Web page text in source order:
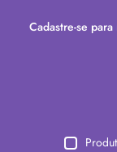
Cadastre-se